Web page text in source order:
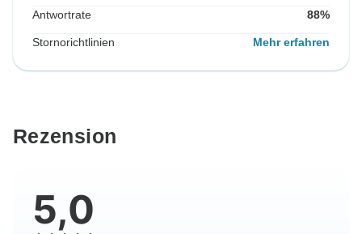
Antwortrate 88%
Stornorichtlinien Mehr erfahren
Rezension
5,0